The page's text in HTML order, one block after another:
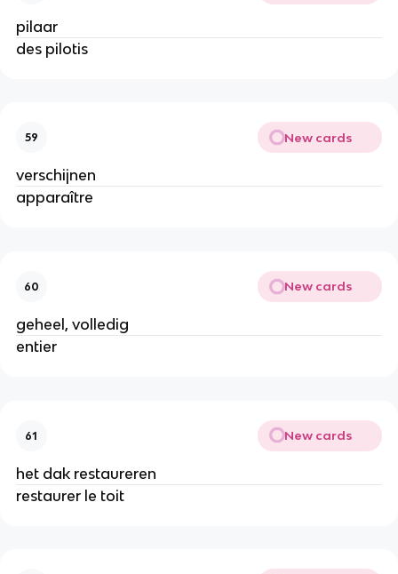
pilaar
des pilotis
59 New cards
verschijnen
apparaître
60 New cards
geheel, volledig
entier
61 New cards
het dak restaureren
restaurer le toit